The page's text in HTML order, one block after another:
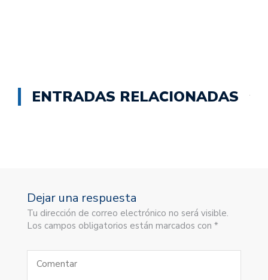
ENTRADAS RELACIONADAS
Dejar una respuesta
Tu dirección de correo electrónico no será visible.
Los campos obligatorios están marcados con *